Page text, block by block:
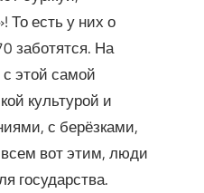
То есть у них о
заботятся. На
этой самой
культурой и
с берёзками,
вот этим, люди
государства.